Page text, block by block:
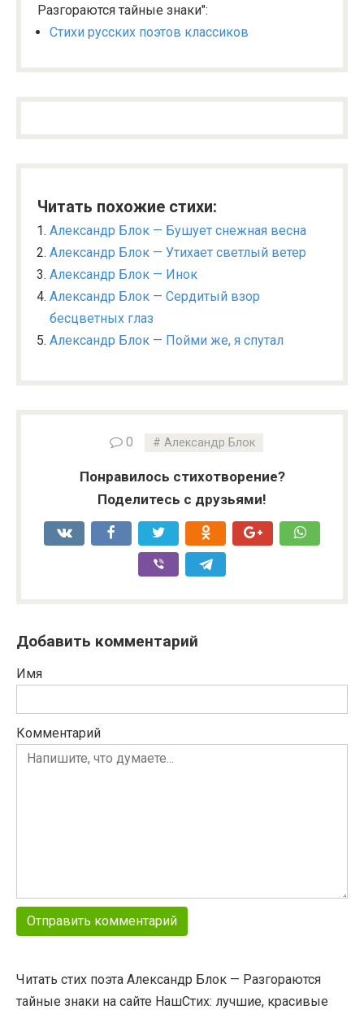
Разгораются тайные знаки":
Стихи русских поэтов классиков
Читать похожие стихи:
Александр Блок — Бушует снежная весна
Александр Блок — Утихает светлый ветер
Александр Блок — Инок
Александр Блок — Сердитый взор
бесцветных глаз
Александр Блок — Пойми же, я спутал
0 Александр Блок
Понравилось стихотворение?
Поделитесь с друзьями!
Добавить комментарий
Имя
Комментарий
Читать стих поэта Александр Блок — Разгораются
тайные знаки на сайте НашСтих: лучшие, красивые